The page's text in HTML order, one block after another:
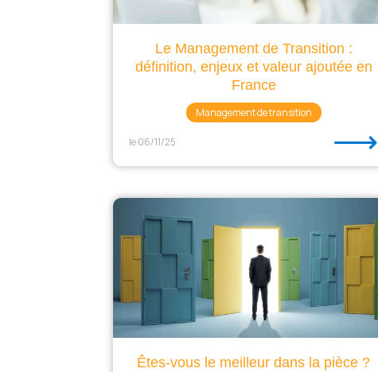
Le Management de Transition :
définition, enjeux et valeur ajoutée en
France
Management de transition
le 06/11/25 ⟶
Êtes-vous le meilleur dans la pièce ?